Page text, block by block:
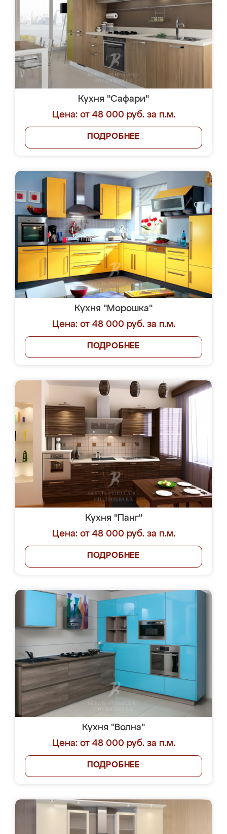
Кухня "Сафари"
Цена: от 48 000 руб. за п.м.
ПОДРОБНЕЕ
Кухня "Морошка"
Цена: от 48 000 руб. за п.м.
ПОДРОБНЕЕ
Кухня "Панг"
Цена: от 48 000 руб. за п.м.
ПОДРОБНЕЕ
Кухня "Волна"
Цена: от 48 000 руб. за п.м.
ПОДРОБНЕЕ